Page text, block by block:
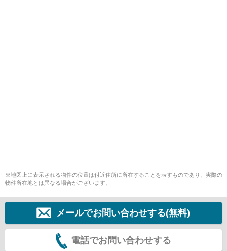
※地図上に表示される物件の位置は付近住所に所在することを表すものであり、実際の
物件所在地とは異なる場合がございます。
メールでお問い合わせする(無料)
電話でお問い合わせする